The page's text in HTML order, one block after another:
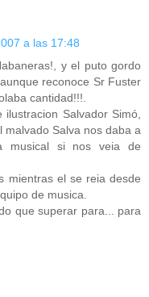
a las 17:48
y el puto gordo
reconoce Sr Fuster
cantidad!!!.
Salvador Simó,
Salva nos daba a
musical si nos veia de
mientras el se reia desde
de musica.
que superar para... para